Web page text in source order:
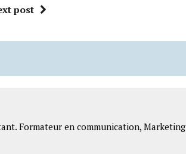
post
Formateur en communication, Marketing